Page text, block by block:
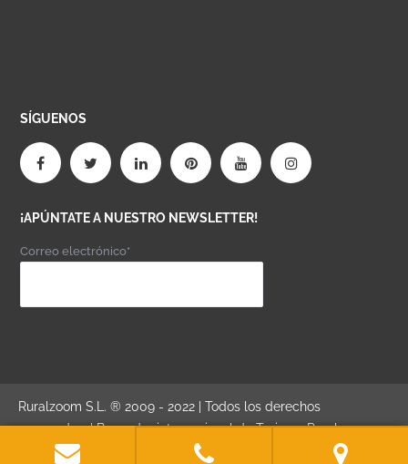
SÍGUENOS
¡APÚNTATE A NUESTRO NEWSLETTER!
Correo electrónico*
Ruralzoom S.L. ® 2009 - 2022 | Todos los derechos
reservados. | Buscador internacional de Turismo Rural,
Turismo Activo y Turismo Gastronómico. | "Donde comienza el